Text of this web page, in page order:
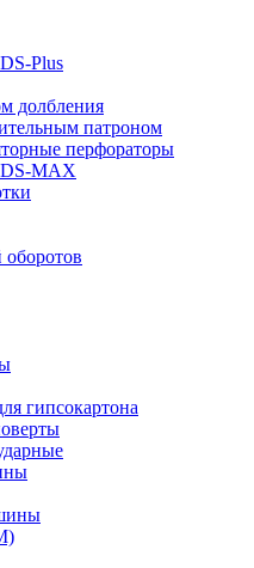
Plus
долбления
патроном
перфораторы
MAX
оборотов
гипсокартона